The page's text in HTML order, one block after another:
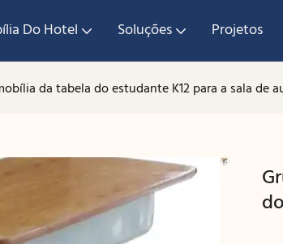
Do Hotel Soluções Projetos
da tabela do estudante K12 para a sala de